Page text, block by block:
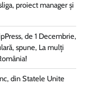
proiect manager și
de 1 Decembrie,
spune, La mulți
din Statele Unite